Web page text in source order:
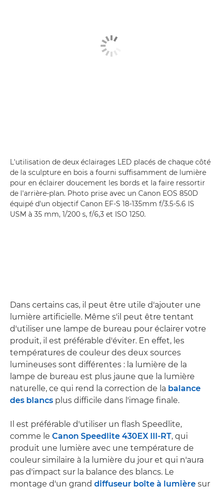
L'utilisation de deux éclairages LED placés de chaque côté
de la sculpture en bois a fourni suffisamment de lumière
pour en éclairer doucement les bords et la faire ressortir
de l'arrière-plan. Photo prise avec un Canon EOS 850D
équipé d'un objectif Canon EF-S 18-135mm f/3.5-5.6 IS
USM à 35 mm, 1/200 s, f/6,3 et ISO 1250.
Dans certains cas, il peut être utile d'ajouter une
lumière artificielle. Même s'il peut être tentant
d'utiliser une lampe de bureau pour éclairer votre
produit, il est préférable d'éviter. En effet, les
températures de couleur des deux sources
lumineuses sont différentes : la lumière de la
lampe de bureau est plus jaune que la lumière
naturelle, ce qui rend la correction de la balance
des blancs plus difficile dans l'image finale.
Il est préférable d'utiliser un flash Speedlite,
comme le Canon Speedlite 430EX III-RT, qui
produit une lumière avec une température de
couleur similaire à la lumière du jour et qui n'aura
pas d'impact sur la balance des blancs. Le
montage d'un grand diffuseur boîte à lumière sur